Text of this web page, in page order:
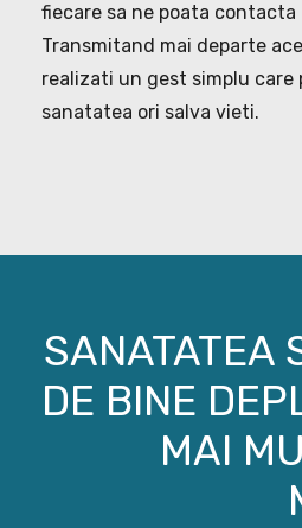
fiecare sa ne poata
Transmitand mai departe
realizati un gest simplu care
sanatatea ori salva vieti.
SANATATEA
DE BINE
MAI